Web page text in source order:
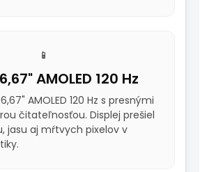
📱
AMOLED 120 Hz
AMOLED 120 Hz s presnými
čitateľnosťou. Displej prešiel
jasu aj mŕtvych pixelov v